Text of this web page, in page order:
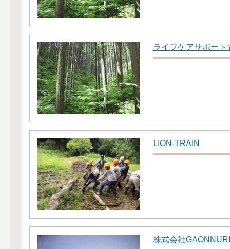
ライフケアサポート
LION-TRAIN
株式会社GAONNURI